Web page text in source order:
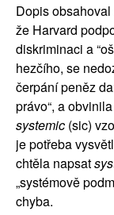
Dopis
že Harvard
diskriminaci a
hezčího, se
čerpání peněz
právo“, a
systemic (sic)
je potřeba
chtěla napsat
„systémově
chyba.